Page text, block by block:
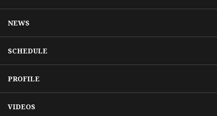
NEWS
SCHEDULE
PROFILE
VIDEOS